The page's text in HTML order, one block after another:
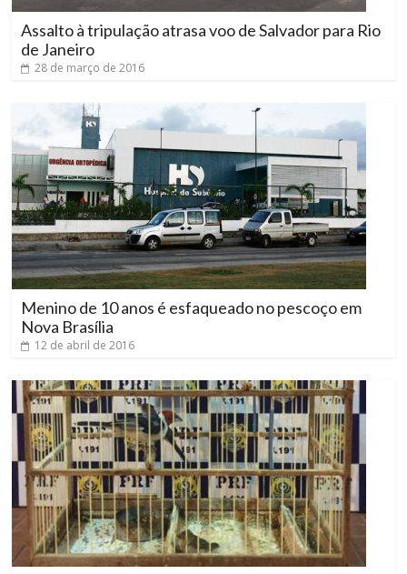
Assalto à tripulação atrasa voo de Salvador para Rio
de Janeiro
28 de março de 2016
Menino de 10 anos é esfaqueado no pescoço em
Nova Brasília
12 de abril de 2016